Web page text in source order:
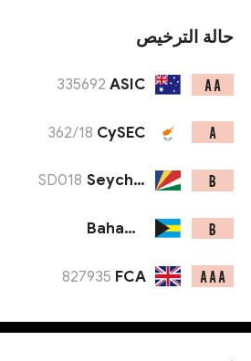
حالة الترخيص
A A
ASIC
335692
A
CySEC
362/18
B
Seychelles FSA
SD018
B
Bahamas SCB
A A A
FCA
827935